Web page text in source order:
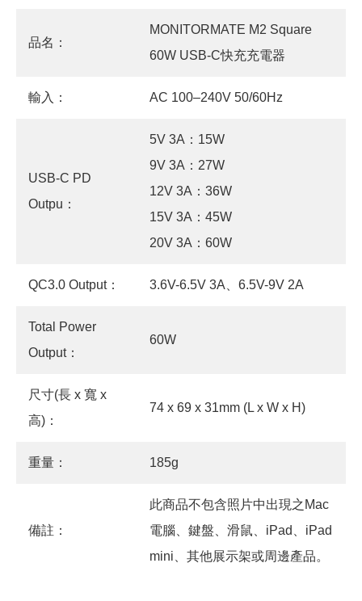
品名：
MONITORMATE M2 Square
60W USB-C快充充電器
輸入： AC 100–240V 50/60Hz
USB-C PD
Outpu：
5V 3A：15W
9V 3A：27W
12V 3A：36W
15V 3A：45W
20V 3A：60W
QC3.0 Output： 3.6V-6.5V 3A、6.5V-9V 2A
Total Power
Output：
60W
尺寸(長 x 寬 x
高)：
74 x 69 x 31mm (L x W x H)
重量： 185g
備註：
此商品不包含照片中出現之Mac
電腦、鍵盤、滑鼠、iPad、iPad
mini、其他展示架或周邊產品。